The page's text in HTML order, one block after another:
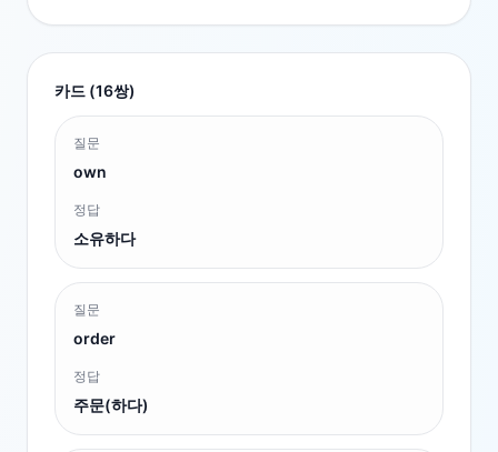
카드 (16쌍)
질문
own
정답
소유하다
질문
order
정답
주문(하다)